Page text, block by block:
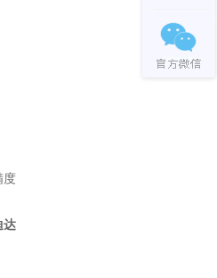
度
达